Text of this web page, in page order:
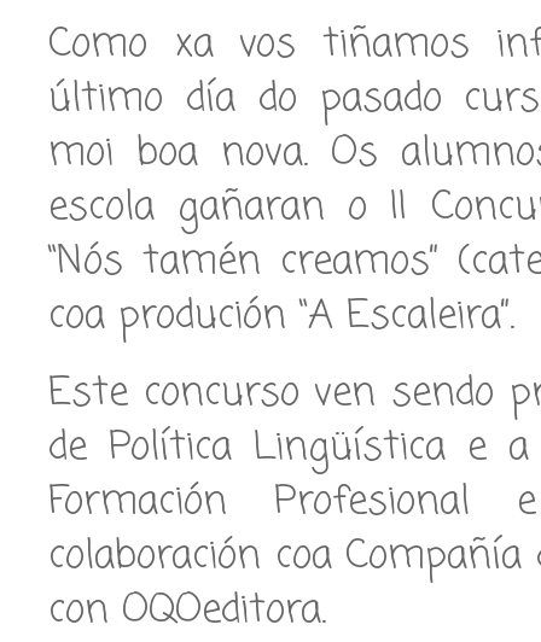
Como xa vos tiñamos
último día do pasado
moi boa nova. Os
escola gañaran o II
“Nós tamén creamos”
coa produción “A Escaleira”.
Este concurso ven sendo
de Política Lingüística e a
Formación Profesional
colaboración coa Compañía
con OQOeditora.